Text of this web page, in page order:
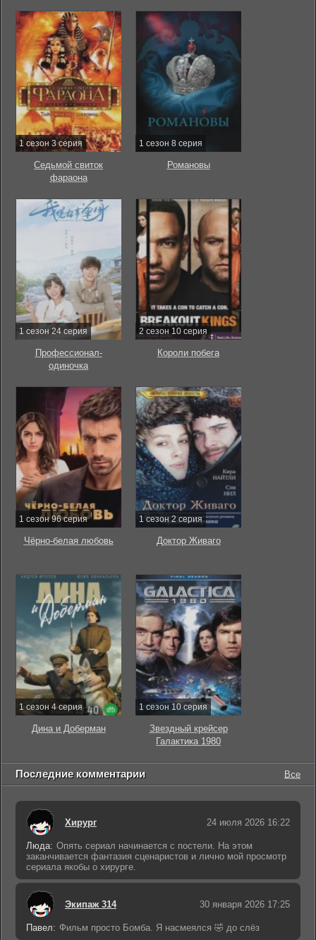
1 сезон 3 серия
Седьмой свиток
фараона
1 сезон 8 серия
Романовы
1 сезон 24 серия
Профессионал-
одиночка
2 сезон 10 серия
Короли побега
1 сезон 96 серия
Чёрно-белая любовь
1 сезон 2 серия
Доктор Живаго
1 сезон 4 серия
Дина и Доберман
1 сезон 10 серия
Звездный крейсер
Галактика 1980
Последние комментарии Все
Хирург 24 июля 2026 16:22
Люда: Опять сериал начинается с постели. На этом
заканчивается фантазия сценаристов и лично мой просмотр
сериала якобы о хирурге.
Экипаж 314 30 января 2026 17:25
Павел: Фильм просто Бомба. Я насмеялся 🤣 до слёз